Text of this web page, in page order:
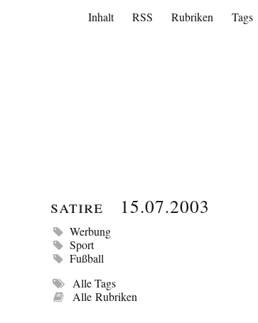
Inhalt RSS Rubriken Tags
Satire 15.07.2003
Werbung
Sport
Fußball
Alle Tags
Alle Rubriken